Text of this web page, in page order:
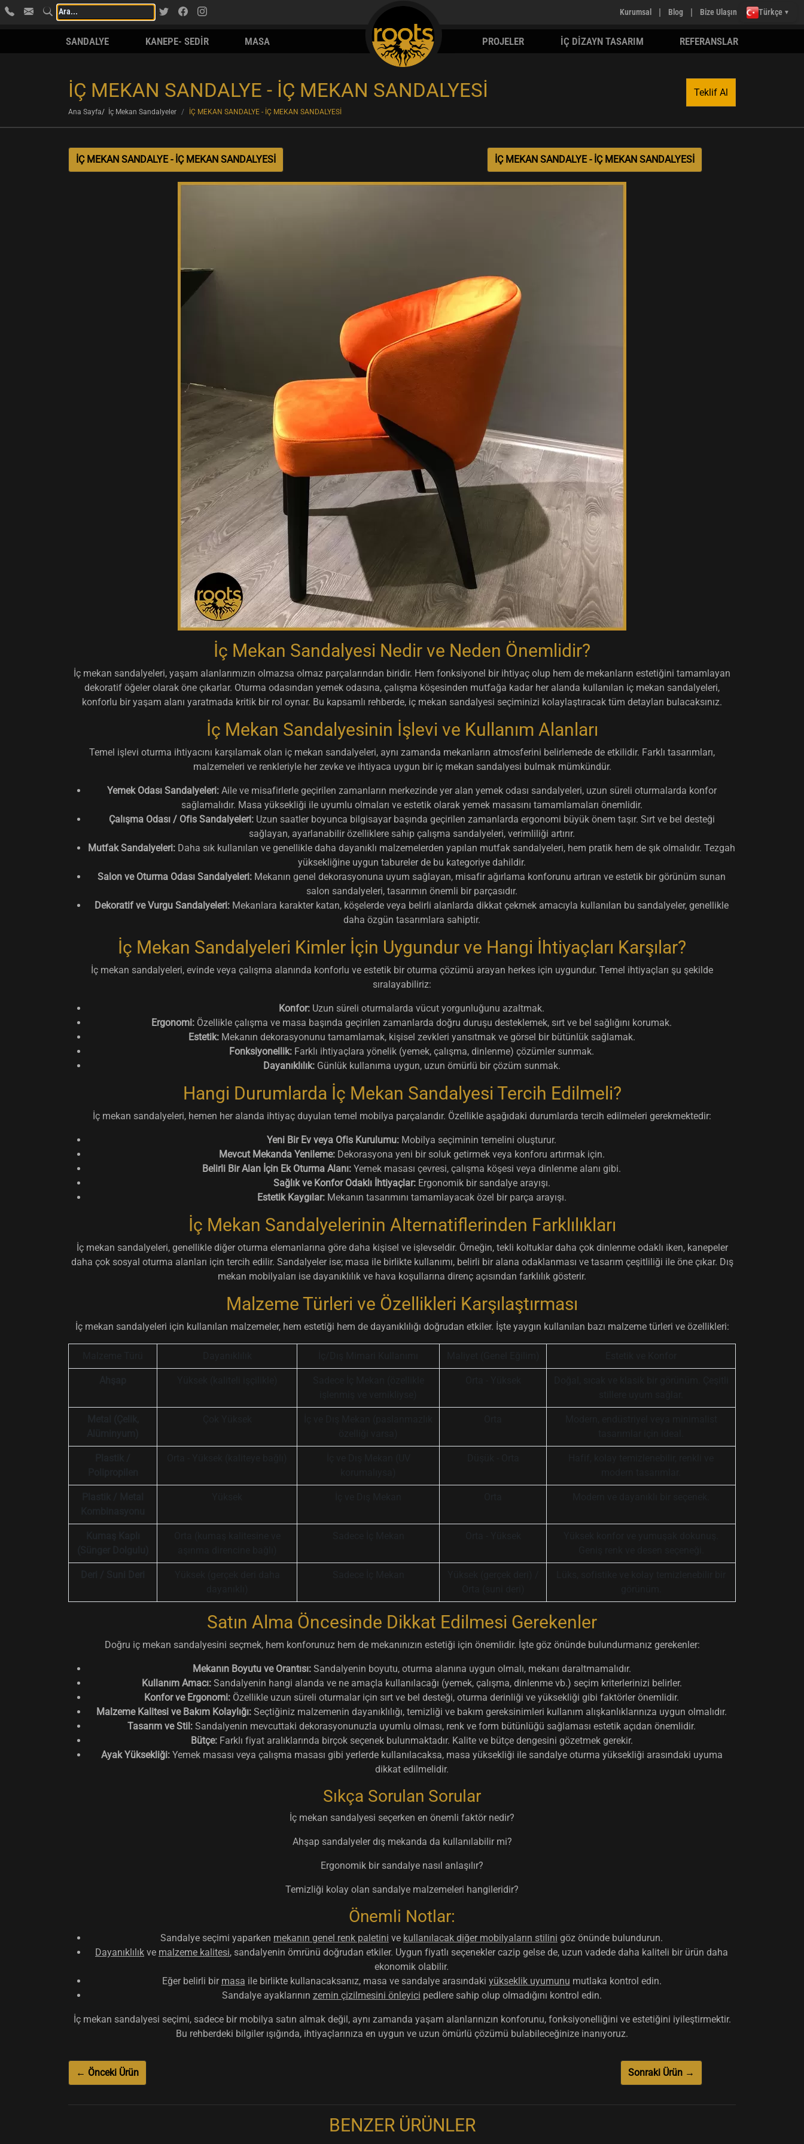
Kurumsal | Blog | Bize Ulaşın Türkçe ▼
SANDALYE KANEPE- SEDİR MASA PROJELER İÇ DİZAYN TASARIM REFERANSLAR
İÇ MEKAN SANDALYE - İÇ MEKAN SANDALYESİ Teklif Al
Ana Sayfa İç Mekan Sandalyeler İÇ MEKAN SANDALYE - İÇ MEKAN SANDALYESİ
İÇ MEKAN SANDALYE - İÇ MEKAN SANDALYESİ İÇ MEKAN SANDALYE - İÇ MEKAN SANDALYESİ
İç Mekan Sandalyesi Nedir ve Neden Önemlidir?
İç mekan sandalyeleri, yaşam alanlarımızın olmazsa olmaz parçalarından biridir. Hem fonksiyonel bir ihtiyaç olup hem de mekanların estetiğini tamamlayan
dekoratif öğeler olarak öne çıkarlar. Oturma odasından yemek odasına, çalışma köşesinden mutfağa kadar her alanda kullanılan iç mekan sandalyeleri,
konforlu bir yaşam alanı yaratmada kritik bir rol oynar. Bu kapsamlı rehberde, iç mekan sandalyesi seçiminizi kolaylaştıracak tüm detayları bulacaksınız.
İç Mekan Sandalyesinin İşlevi ve Kullanım Alanları
Temel işlevi oturma ihtiyacını karşılamak olan iç mekan sandalyeleri, aynı zamanda mekanların atmosferini belirlemede de etkilidir. Farklı tasarımları,
malzemeleri ve renkleriyle her zevke ve ihtiyaca uygun bir iç mekan sandalyesi bulmak mümkündür.
Yemek Odası Sandalyeleri:Aile ve misafirlerle geçirilen zamanların merkezinde yer alan yemek odası sandalyeleri, uzun süreli oturmalarda konfor
sağlamalıdır. Masa yüksekliği ile uyumlu olmaları ve estetik olarak yemek masasını tamamlamaları önemlidir.
Çalışma Odası / Ofis Sandalyeleri:Uzun saatler boyunca bilgisayar başında geçirilen zamanlarda ergonomi büyük önem taşır. Sırt ve bel desteği
sağlayan, ayarlanabilir özelliklere sahip çalışma sandalyeleri, verimliliği artırır.
Mutfak Sandalyeleri: Daha sık kullanılan ve genellikle daha dayanıklı malzemelerden yapılan mutfak sandalyeleri, hem pratik hem de şık olmalıdır. Tezgah
yüksekliğine uygun tabureler de bu kategoriye dahildir.
Salon ve Oturma Odası Sandalyeleri: Mekanın genel dekorasyonuna uyum sağlayan, misafir ağırlama konforunu artıran ve estetik bir görünüm sunan
salon sandalyeleri, tasarımın önemli bir parçasıdır.
Dekoratif ve Vurgu Sandalyeleri: Mekanlara karakter katan, köşelerde veya belirli alanlarda dikkat çekmek amacıyla kullanılan bu sandalyeler, genellikle
daha özgün tasarımlara sahiptir.
İç Mekan Sandalyeleri Kimler İçin Uygundur ve Hangi İhtiyaçları Karşılar?
İç mekan sandalyeleri, evinde veya çalışma alanında konforlu ve estetik bir oturma çözümü arayan herkes için uygundur. Temel ihtiyaçları şu şekilde
sıralayabiliriz:
Konfor: Uzun süreli oturmalarda vücut yorgunluğunu azaltmak.
Ergonomi: Özellikle çalışma ve masa başında geçirilen zamanlarda doğru duruşu desteklemek, sırt ve bel sağlığını korumak.
Estetik:Mekanın dekorasyonunu tamamlamak, kişisel zevkleri yansıtmak ve görsel bir bütünlük sağlamak.
Fonksiyonellik: Farklı ihtiyaçlara yönelik (yemek, çalışma, dinlenme) çözümler sunmak.
Dayanıklılık:Günlük kullanıma uygun, uzun ömürlü bir çözüm sunmak.
Hangi Durumlarda İç Mekan Sandalyesi Tercih Edilmeli?
İç mekan sandalyeleri, hemen her alanda ihtiyaç duyulan temel mobilya parçalarıdır. Özellikle aşağıdaki durumlarda tercih edilmeleri gerekmektedir:
Yeni Bir Ev veya Ofis Kurulumu: Mobilya seçiminin temelini oluşturur.
Mevcut Mekanda Yenileme:Dekorasyona yeni bir soluk getirmek veya konforu artırmak için.
Belirli Bir Alan İçin Ek Oturma Alanı: Yemek masası çevresi, çalışma köşesi veya dinlenme alanı gibi.
Sağlık ve Konfor Odaklı İhtiyaçlar:Ergonomik bir sandalye arayışı.
Estetik Kaygılar:Mekanın tasarımını tamamlayacak özel bir parça arayışı.
İç Mekan Sandalyelerinin Alternatiflerinden Farklılıkları
İç mekan sandalyeleri, genellikle diğer oturma elemanlarına göre daha kişisel ve işlevseldir. Örneğin, tekli koltuklar daha çok dinlenme odaklı iken, kanepeler
daha çok sosyal oturma alanları için tercih edilir. Sandalyeler ise; masa ile birlikte kullanımı, belirli bir alana odaklanması ve tasarım çeşitliliği ile öne çıkar. Dış
mekan mobilyaları ise dayanıklılık ve hava koşullarına direnç açısından farklılık gösterir.
Malzeme Türleri ve Özellikleri Karşılaştırması
İç mekan sandalyeleri için kullanılan malzemeler, hem estetiği hem de dayanıklılığı doğrudan etkiler. İşte yaygın kullanılan bazı malzeme türleri ve özellikleri:
Satın Alma Öncesinde Dikkat Edilmesi Gerekenler
Doğru iç mekan sandalyesini seçmek, hem konforunuz hem de mekanınızın estetiği için önemlidir. İşte göz önünde bulundurmanız gerekenler:
Mekanın Boyutu ve Orantısı:Sandalyenin boyutu, oturma alanına uygun olmalı, mekanı daraltmamalıdır.
Kullanım Amacı:Sandalyenin hangi alanda ve ne amaçla kullanılacağı (yemek, çalışma, dinlenme vb.) seçim kriterlerinizi belirler.
Konfor ve Ergonomi: Özellikle uzun süreli oturmalar için sırt ve bel desteği, oturma derinliği ve yüksekliği gibi faktörler önemlidir.
Malzeme Kalitesi ve Bakım Kolaylığı: Seçtiğiniz malzemenin dayanıklılığı, temizliği ve bakım gereksinimleri kullanım alışkanlıklarınıza uygun olmalıdır.
Tasarım ve Stil: Sandalyenin mevcuttaki dekorasyonunuzla uyumlu olması, renk ve form bütünlüğü sağlaması estetik açıdan önemlidir.
Bütçe:Farklı fiyat aralıklarında birçok seçenek bulunmaktadır. Kalite ve bütçe dengesini gözetmek gerekir.
Ayak Yüksekliği:Yemek masası veya çalışma masası gibi yerlerde kullanılacaksa, masa yüksekliği ile sandalye oturma yüksekliği arasındaki uyuma
dikkat edilmelidir.
Sıkça Sorulan Sorular
İç mekan sandalyesi seçerken en önemli faktör nedir?
Ahşap sandalyeler dış mekanda da kullanılabilir mi?
Ergonomik bir sandalye nasıl anlaşılır?
Temizliği kolay olan sandalye malzemeleri hangileridir?
Önemli Notlar:
Sandalye seçimi yaparken mekanın genel renk paletini ve kullanılacak diğer mobilyaların stilini göz önünde bulundurun.
Dayanıklılık ve malzeme kalitesi, sandalyenin ömrünü doğrudan etkiler. Uygun fiyatlı seçenekler cazip gelse de, uzun vadede daha kaliteli bir ürün daha
ekonomik olabilir.
Eğer belirli bir masa ile birlikte kullanacaksanız, masa ve sandalye arasındaki yükseklik uyumunu mutlaka kontrol edin.
Sandalye ayaklarının zemin çizilmesini önleyici pedlere sahip olup olmadığını kontrol edin.
İç mekan sandalyesi seçimi, sadece bir mobilya satın almak değil, aynı zamanda yaşam alanlarınızın konforunu, fonksiyonelliğini ve estetiğini iyileştirmektir.
Bu rehberdeki bilgiler ışığında, ihtiyaçlarınıza en uygun ve uzun ömürlü çözümü bulabileceğinize inanıyoruz.
← Önceki Ürün Sonraki Ürün →
BENZER ÜRÜNLER